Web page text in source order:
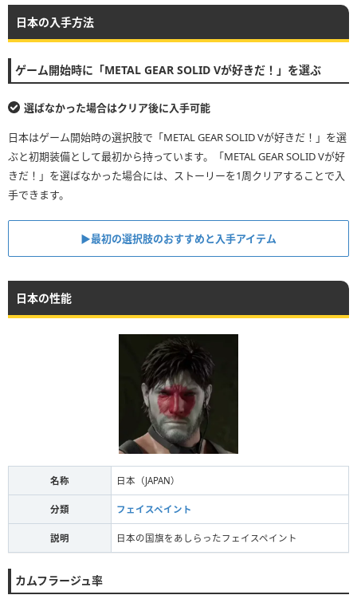
日本の入手方法
ゲーム開始時に「METAL GEAR SOLID Vが好きだ！」を選ぶ
選ばなかった場合はクリア後に入手可能
日本はゲーム開始時の選択肢で「METAL GEAR SOLID Vが好きだ！」を選
ぶと初期装備として最初から持っています。「METAL GEAR SOLID Vが好
きだ！」を選ばなかった場合には、ストーリーを1周クリアすることで入
手できます。
▶︎最初の選択肢のおすすめと入手アイテム
日本の性能
名称 日本（JAPAN）
分類 フェイスペイント
説明 日本の国旗をあしらったフェイスペイント
カムフラージュ率